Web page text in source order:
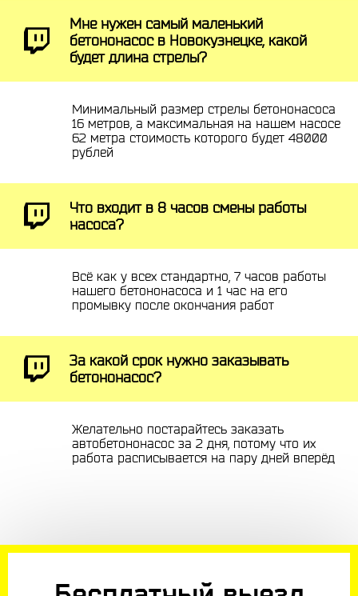
Мне нужен самый маленький
бетононасос в Новокузнецке, какой
будет длина стрелы?
Минимальный размер стрелы бетононасоса
16 метров, а максимальная на нашем насосе
62 метра стоимость которого будет 48000
рублей
Что входит в 8 часов смены работы
насоса?
Всё как у всех стандартно, 7 часов работы
нашего бетононасоса и 1 час на его
промывку после окончания работ
За какой срок нужно заказывать
бетононасос?
Желательно постарайтесь заказать
автобетононасос за 2 дня, потому что их
работа расписывается на пару дней вперёд